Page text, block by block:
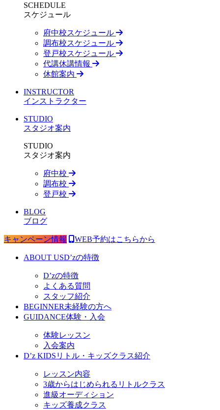
SCHEDULE
スケジュール
府中校スケジュール
調布校スケジュール
登戸校スケジュール
代講休講情報
休館案内
INSTRUCTOR
インストラクター
STUDIO
スタジオ案内
STUDIO
スタジオ案内
府中校
調布校
登戸校
BLOG
ブログ
キャンペーン情報 WEB予約はこちらから
ABOUT USD’zの特徴
D’zの特徴
よくある質問
スタッフ紹介
BEGINNER未経験の方へ
GUIDANCE体験・入会
体験レッスン
入会案内
D’z KIDS リトル・キッズクラス紹介
レッスン内容
3歳からはじめられるリトルクラス
進級オーディション
キッズ養成クラス